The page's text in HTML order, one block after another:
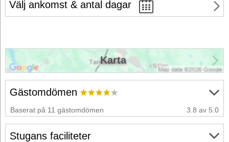
Välj ankomst & antal dagar
Gästomdömen
Baserat på 11 gästomdömen 3.8 av 5.0
Stugans faciliteter
Karta